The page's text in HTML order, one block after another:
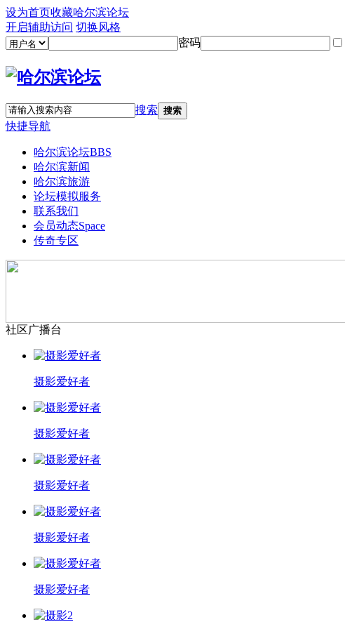
设为首页收藏哈尔滨论坛
开启辅助访问 切换风格
密码
搜索 搜索
快捷导航
哈尔滨论坛BBS
哈尔滨新闻
哈尔滨旅游
论坛模拟服务
联系我们
会员动态Space
传奇专区
社区广播台
摄影爱好者
摄影爱好者
摄影爱好者
摄影爱好者
摄影爱好者